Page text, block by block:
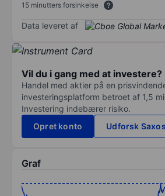
15 minutters forsinkelse
Data leveret af
Vil du i gang med at investere?
Handel med aktier på en
investeringsplatform betroet af 1,5
Investering indebærer risiko.
Opret konto
Udforsk
Graf